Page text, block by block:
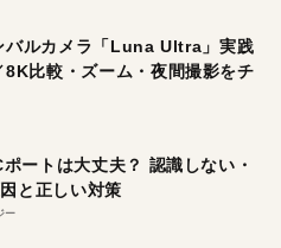
ルカメラ「Luna Ultra」実践
8K比較・ズーム・夜間撮影をチ
ートは大丈夫？ 認識しない・
と正しい対策
ー